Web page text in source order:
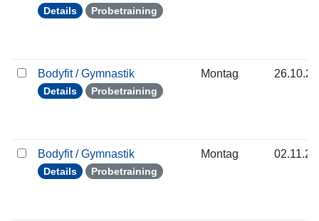
Details Probetraining
Bodyfit / Gymnastik
Details Probetraining
Montag
Bodyfit / Gymnastik
Details Probetraining
Montag